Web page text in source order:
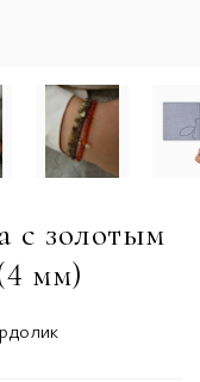
с золотым
мм)